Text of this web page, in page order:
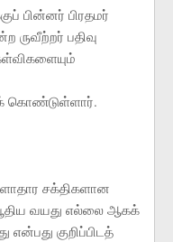
பின்னர் பிரதமர்
ருவீற்றர் பதிவு
கொண்டுள்ளார்.
சக்திகளான
வயது எல்லை ஆகக்
குறிப்பிடத்